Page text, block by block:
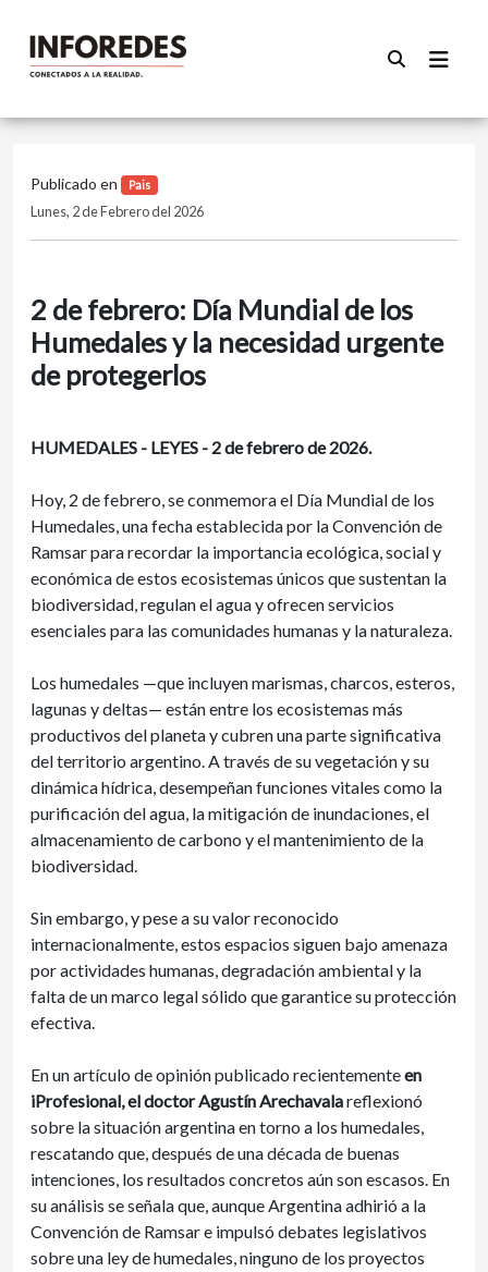
Publicado en Pais
Lunes, 2 de Febrero del 2026
2 de febrero: Día Mundial de los
Humedales y la necesidad urgente
de protegerlos
HUMEDALES - LEYES - 2 de febrero de 2026.
Hoy, 2 de febrero, se conmemora el Día Mundial de los
Humedales, una fecha establecida por la Convención de
Ramsar para recordar la importancia ecológica, social y
económica de estos ecosistemas únicos que sustentan la
biodiversidad, regulan el agua y ofrecen servicios
esenciales para las comunidades humanas y la naturaleza.
Los humedales —que incluyen marismas, charcos, esteros,
lagunas y deltas— están entre los ecosistemas más
productivos del planeta y cubren una parte significativa
del territorio argentino. A través de su vegetación y su
dinámica hídrica, desempeñan funciones vitales como la
purificación del agua, la mitigación de inundaciones, el
almacenamiento de carbono y el mantenimiento de la
biodiversidad.
Sin embargo, y pese a su valor reconocido
internacionalmente, estos espacios siguen bajo amenaza
por actividades humanas, degradación ambiental y la
falta de un marco legal sólido que garantice su protección
efectiva.
En un artículo de opinión publicado recientementeen
iProfesional, el doctor Agustín Arechavalareflexionó
sobre la situación argentina en torno a los humedales,
rescatando que, después de una década de buenas
intenciones, los resultados concretos aún son escasos. En
su análisis se señala que, aunque Argentina adhirió a la
Convención de Ramsar e impulsó debates legislativos
sobre una ley de humedales, ninguno de los proyectos